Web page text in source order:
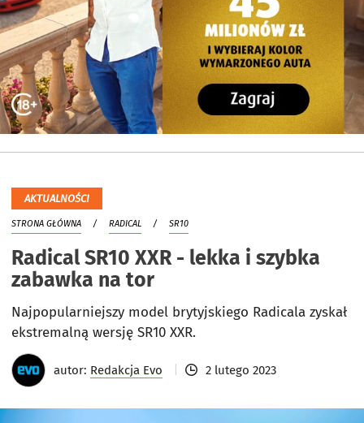
AKTUALNOŚCI
STRONA GŁÓWNA RADICAL SR10
Radical SR10 XXR - lekka i szybka
zabawka na tor
Najpopularniejszy model brytyjskiego Radicala zyskał
ekstremalną wersję SR10 XXR.
autor: Redakcja Evo 2 lutego 2023